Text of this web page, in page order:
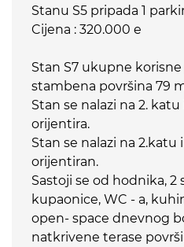
Stanu S5 pripada 1
Cijena : 320.000 e
Stan S7 ukupne korisne
stambena površina 79
Stan se nalazi na 2.
orijentira.
Stan se nalazi na 2.katu
orijentiran.
Sastoji se od hodnika, 2
kupaonice, WC - a,
open- space dnevnog
natkrivene terase